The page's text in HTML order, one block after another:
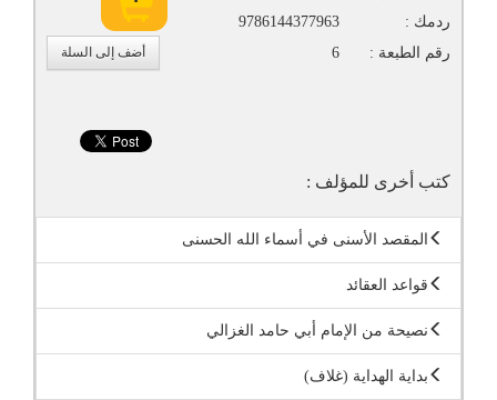
أضف إلى السلة
ردمك :
9786144377963
رقم الطبعة :
6
كتب أخرى للمؤلف :
المقصد الأسنى في أسماء الله الحسنى
قواعد العقائد
نصيحة من الإمام أبي حامد الغزالي
بداية الهداية (غلاف)